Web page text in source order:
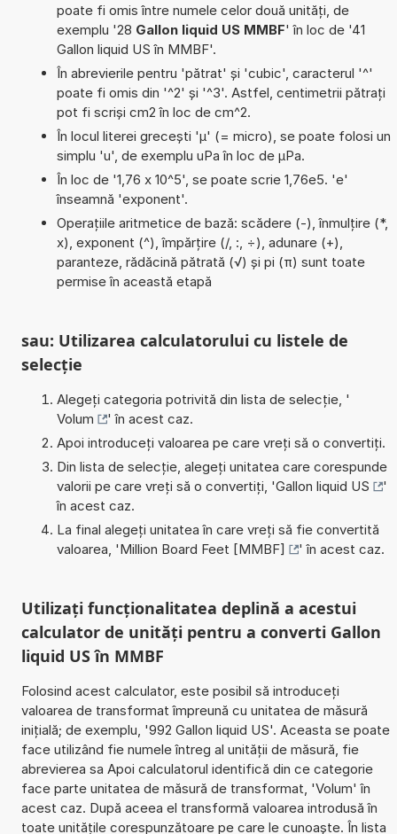
poate fi omis între numele celor două unități, de
exemplu '28 Gallon liquid US MMBF' în loc de '41
Gallon liquid US în MMBF'.
În abrevierile pentru 'pătrat' și 'cubic', caracterul '^'
poate fi omis din '^2' și '^3'. Astfel, centimetrii pătrați
pot fi scriși cm2 în loc de cm^2.
În locul literei grecești 'µ' (= micro), se poate folosi un
simplu 'u', de exemplu uPa în loc de µPa.
În loc de '1,76 x 10^5', se poate scrie 1,76e5. 'e'
înseamnă 'exponent'.
Operațiile aritmetice de bază: scădere (-), înmulțire (*,
x), exponent (^), împărțire (/, :, ÷), adunare (+),
paranteze, rădăcină pătrată (√) și pi (π) sunt toate
permise în această etapă
sau: Utilizarea calculatorului cu listele de
selecție
Alegeți categoria potrivită din lista de selecție, '
Volum
' în acest caz.
Apoi introduceți valoarea pe care vreți să o convertiți.
Din lista de selecție, alegeți unitatea care corespunde
valorii pe care vreți să o convertiți, 'Gallon liquid US
'
în acest caz.
La final alegeți unitatea în care vreți să fie convertită
valoarea, 'Million Board Feet [MMBF] ' în acest caz.
Utilizați funcționalitatea deplină a acestui
calculator de unități pentru a converti Gallon
liquid US în MMBF
Folosind acest calculator, este posibil să introduceți
valoarea de transformat împreună cu unitatea de măsură
inițială; de exemplu, '992 Gallon liquid US'. Aceasta se poate
face utilizând fie numele întreg al unității de măsură, fie
abrevierea sa Apoi calculatorul identifică din ce categorie
face parte unitatea de măsură de transformat, 'Volum' în
acest caz. După aceea el transformă valoarea introdusă în
toate unitățile corespunzătoare pe care le cunoaște. În lista